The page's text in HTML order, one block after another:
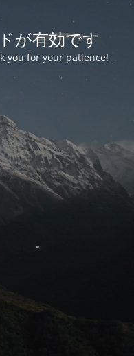
が有効です
you for your patience!